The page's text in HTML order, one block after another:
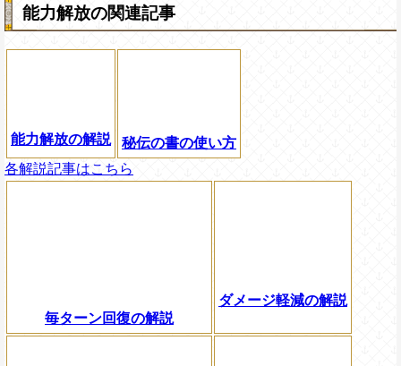
能力解放の関連記事
能力解放の解説
秘伝の書の使い方
各解説記事はこちら
毎ターン回復の解説
ダメージ軽減の解説